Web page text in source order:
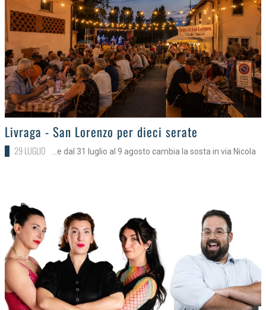
>Livraga - San Lorenzo per dieci serate
29 LUGLIO ...e dal 31 luglio al 9 agosto cambia la sosta in via Nicola